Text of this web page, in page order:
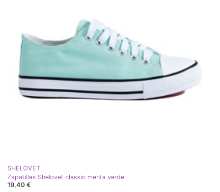
SHELOVET
Zapatillas Shelovet classic menta verde
19,40 €